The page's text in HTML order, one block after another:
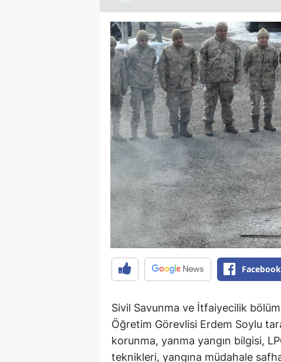
Sivil Savunma ve İtfaiyecilik
Öğretim Görevlisi Erdem Soylu
korunma, yanma yangın bilgisi,
teknikleri, yangına müdahale